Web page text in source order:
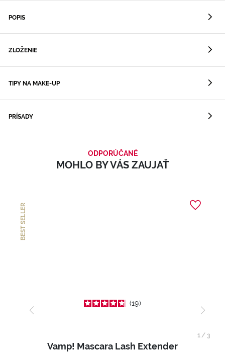
POPIS
ZLOŽENIE
TIPY NA MAKE-UP
PRÍSADY
ODPORÚČANÉ
MOHLO BY VÁS ZAUJAŤ
BEST SELLER
19
Vamp! Mascara Lash Extender
1/ 3